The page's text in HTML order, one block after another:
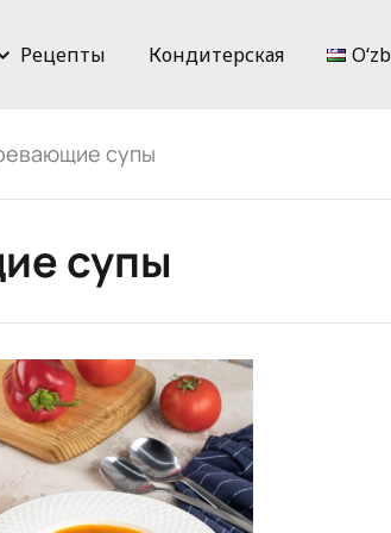
Рецепты Кондитерская
супы
супы